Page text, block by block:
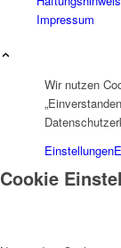
Impressum
Wir nutzen
Einstellungen
Cookie